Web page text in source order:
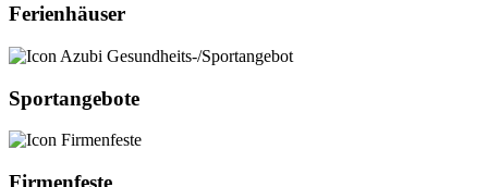
Ferienhäuser
Sportangebote
Firmenfeste